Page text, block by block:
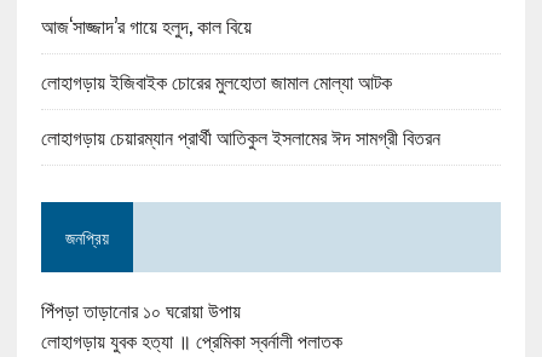
আজ‘সাজ্জাদ’র গায়ে হলুদ, কাল বিয়ে
লোহাগড়ায় ইজিবাইক চোরের মুলহোতা জামাল মোল্যা আটক
লোহাগড়ায় চেয়ারম্যান প্রার্থী আতিকুল ইসলামের ঈদ সামগ্রী বিতরন
জনপ্রিয়
পিঁপড়া তাড়ানোর ১০ ঘরোয়া উপায়
লোহাগড়ায় যুবক হত্যা ॥ প্রেমিকা স্বর্নালী পলাতক